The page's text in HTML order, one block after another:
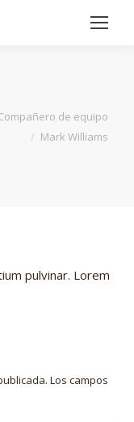
de equipo
Mark Williams
pulvinar. Lorem
Los campos